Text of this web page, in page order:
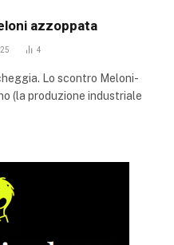
azzoppata
4
Lo scontro Meloni-
(la produzione industriale